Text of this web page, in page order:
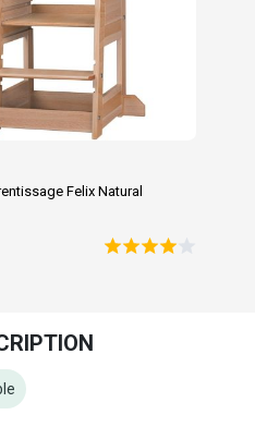
Felix Natural